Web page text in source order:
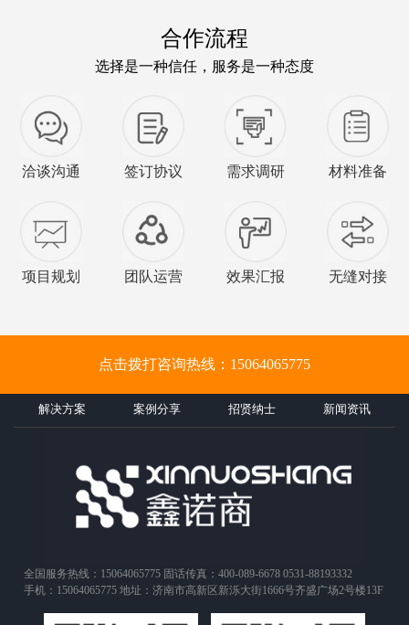
合作流程
选择是一种信任，服务是一种态度
洽谈沟通 签订协议 需求调研 材料准备
项目规划 团队运营 效果汇报 无缝对接
点击拨打咨询热线：15064065775
解决方案 案例分享 招贤纳士 新闻资讯
全国服务热线：15064065775 固话传真：400-089-6678 0531-88193332
手机：15064065775 地址：济南市高新区新泺大街1666号齐盛广场2号楼13F